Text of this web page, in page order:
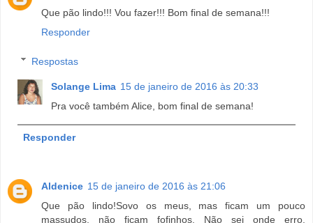
Que pão lindo!!! Vou fazer!!! Bom final de semana!!!
Responder
Respostas
Solange Lima 15 de janeiro de 2016 às 20:33
Pra você também Alice, bom final de semana!
Responder
Aldenice 15 de janeiro de 2016 às 21:06
Que pão lindo!Sovo os meus, mas ficam um pouco
massudos, não ficam fofinhos. Não sei onde erro.